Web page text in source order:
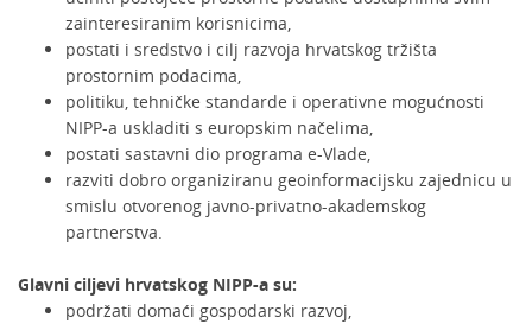
zainteresiranim korisnicima,
postati i sredstvo i cilj razvoja hrvatskog tržišta
prostornim podacima,
politiku, tehničke standarde i operativne mogućnosti
NIPP-a uskladiti s europskim načelima,
postati sastavni dio programa e-Vlade,
razviti dobro organiziranu geoinformacijsku zajednicu u
smislu otvorenog javno-privatno-akademskog
partnerstva.
Glavni ciljevi hrvatskog NIPP-a su:
podržati domaći gospodarski razvoj,